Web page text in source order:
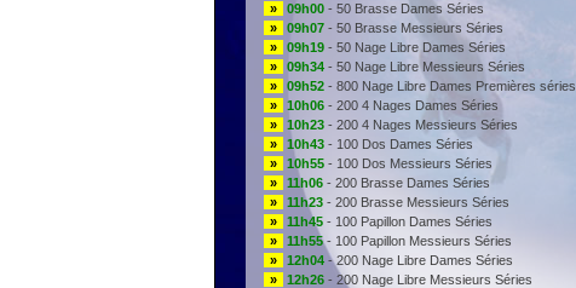
» 09h00 - 50 Brasse Dames Séries
»
09h07 - 50 Brasse Messieurs Séries
»
09h19 - 50 Nage Libre Dames Séries
»
09h34 - 50 Nage Libre Messieurs Séries
»
09h52 - 800 Nage Libre Dames Premières séries
»
10h06 - 200 4 Nages Dames Séries
»
10h23 - 200 4 Nages Messieurs Séries
»
10h43 - 100 Dos Dames Séries
»
10h55 - 100 Dos Messieurs Séries
»
11h06 - 200 Brasse Dames Séries
»
11h23 - 200 Brasse Messieurs Séries
»
11h45 - 100 Papillon Dames Séries
»
11h55- 100 Papillon Messieurs Séries
»
12h04 - 200 Nage Libre Dames Séries
»
12h26 - 200 Nage Libre Messieurs Séries